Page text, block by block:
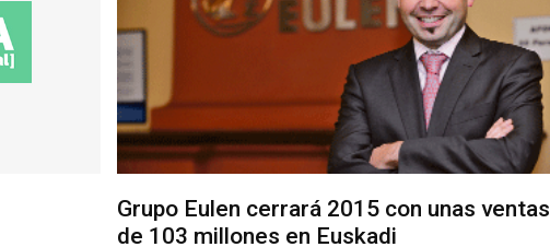
Grupo Eulen cerrará 2015 con unas ventas
de 103 millones en Euskadi